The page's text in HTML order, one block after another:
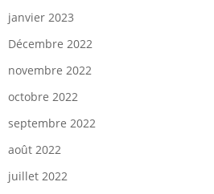
janvier 2023
Décembre 2022
novembre 2022
octobre 2022
septembre 2022
août 2022
juillet 2022